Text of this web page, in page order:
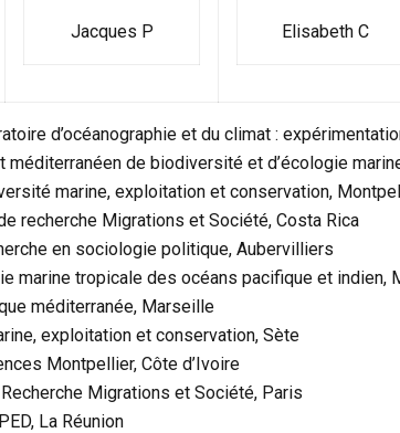
Jacques P Elisabeth C
d’océanographie et du climat :
méditerranéen de biodiversité et d’écologie
marine, exploitation et conservation,
recherche Migrations et Société, Costa Rica
en sociologie politique, Aubervilliers
marine tropicale des océans pacifique et indien,
méditerranée, Marseille
exploitation et conservation, Sète
Montpellier, Côte d’Ivoire
Migrations et Société, Paris
La Réunion